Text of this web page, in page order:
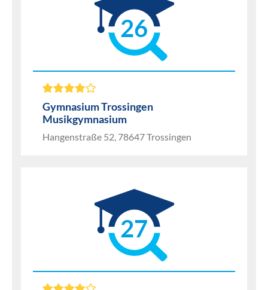
26
Gymnasium Trossingen
Musikgymnasium
Hangenstraße 52, 78647 Trossingen
27